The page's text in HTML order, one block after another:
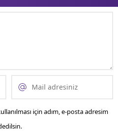
için adım, e-posta adresim